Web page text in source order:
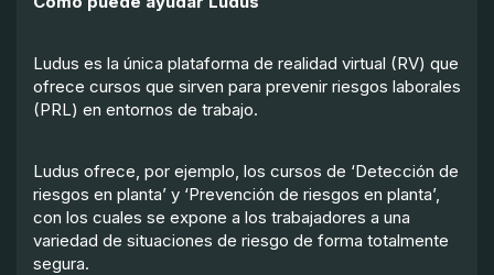
Ludus es la única plataforma de realidad virtual (RV) que
ofrece cursos que sirven para prevenir riesgos laborales
(PRL) en entornos de trabajo.
Ludus ofrece, por ejemplo, los cursos de ‘Detección de
riesgos en planta’ y ‘Prevención de riesgos en planta’,
con los cuales se expone a los trabajadores a una
variedad de situaciones de riesgo de forma totalmente
segura.